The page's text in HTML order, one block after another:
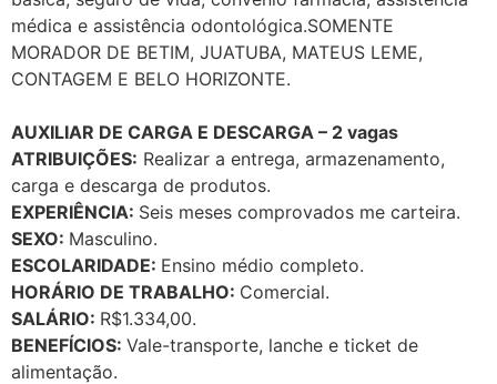
médica e assistência odontológica.SOMENTE
MORADOR DE BETIM, JUATUBA, MATEUS LEME,
CONTAGEM E BELO HORIZONTE.
AUXILIAR DE CARGA E DESCARGA – 2 vagas
ATRIBUIÇÕES: Realizar a entrega, armazenamento,
carga e descarga de produtos.
EXPERIÊNCIA: Seis meses comprovados me carteira.
SEXO: Masculino.
ESCOLARIDADE: Ensino médio completo.
HORÁRIO DE TRABALHO: Comercial.
SALÁRIO: R$1.334,00.
BENEFÍCIOS: Vale-transporte, lanche e ticket de
alimentação.